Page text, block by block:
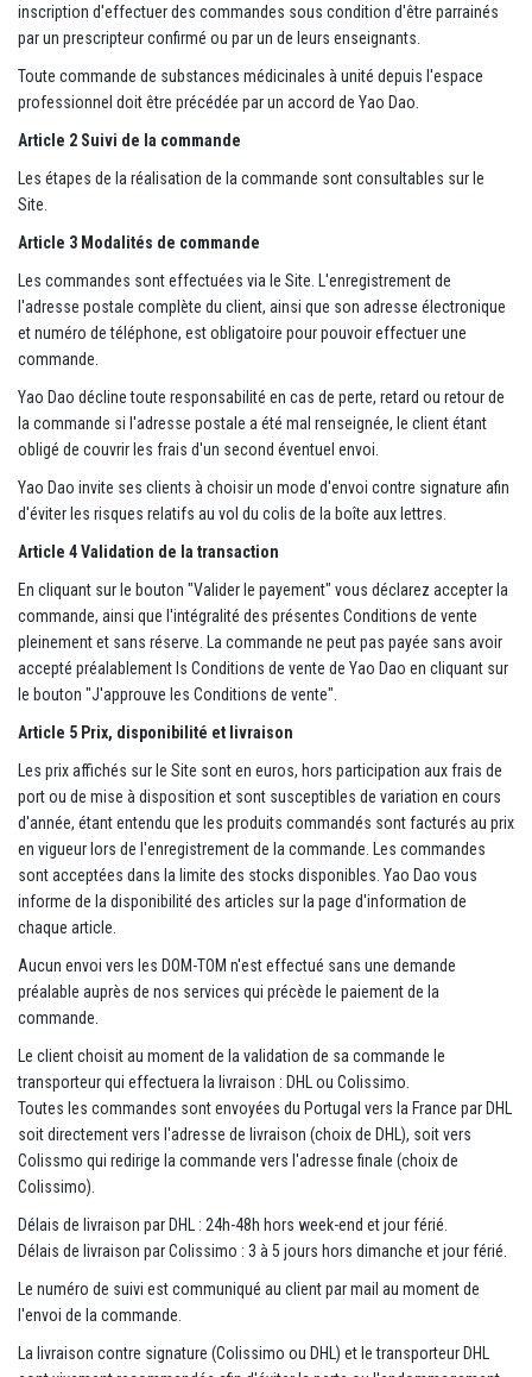
inscription d'effectuer des commandes sous condition d'être parrainés
par un prescripteur confirmé ou par un de leurs enseignants.
Toute commande de substances médicinales à unité depuis l'espace
professionnel doit être précédée par un accord de Yao Dao.
Article 2 Suivi de la commande
Les étapes de la réalisation de la commande sont consultables sur le
Site.
Article 3 Modalités de commande
Les commandes sont effectuées via le Site. L'enregistrement de
l'adresse postale complète du client, ainsi que son adresse électronique
et numéro de téléphone, est obligatoire pour pouvoir effectuer une
commande.
Yao Dao décline toute responsabilité en cas de perte, retard ou retour de
la commande si l'adresse postale a été mal renseignée, le client étant
obligé de couvrir les frais d'un second éventuel envoi.
Yao Dao invite ses clients à choisir un mode d'envoi contre signature afin
d'éviter les risques relatifs au vol du colis de la boîte aux lettres.
Article 4 Validation de la transaction
En cliquant sur le bouton "Valider le payement" vous déclarez accepter la
commande, ainsi que l'intégralité des présentes Conditions de vente
pleinement et sans réserve. La commande ne peut pas payée sans avoir
accepté préalablement ls Conditions de vente de Yao Dao en cliquant sur
le bouton "J'approuve les Conditions de vente".
Article 5 Prix, disponibilité et livraison
Les prix affichés sur le Site sont en euros, hors participation aux frais de
port ou de mise à disposition et sont susceptibles de variation en cours
d'année, étant entendu que les produits commandés sont facturés au prix
en vigueur lors de l'enregistrement de la commande. Les commandes
sont acceptées dans la limite des stocks disponibles. Yao Dao vous
informe de la disponibilité des articles sur la page d'information de
chaque article.
Aucun envoi vers les DOM-TOM n'est effectué sans une demande
préalable auprès de nos services qui précède le paiement de la
commande.
Le client choisit au moment de la validation de sa commande le
transporteur qui effectuera la livraison : DHL ou Colissimo.
Toutes les commandes sont envoyées du Portugal vers la France par DHL
soit directement vers l'adresse de livraison (choix de DHL), soit vers
Colissmo qui redirige la commande vers l'adresse finale (choix de
Colissimo).
Délais de livraison par DHL : 24h-48h hors week-end et jour férié.
Délais de livraison par Colissimo : 3 à 5 jours hors dimanche et jour férié.
Le numéro de suivi est communiqué au client par mail au moment de
l'envoi de la commande.
La livraison contre signature (Colissimo ou DHL) et le transporteur DHL